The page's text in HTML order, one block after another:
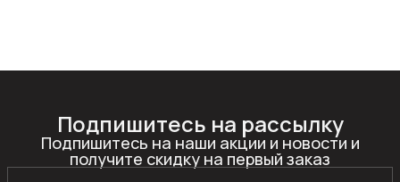
Подпишитесь на рассылку
Подпишитесь на наши акции и новости и
получите скидку на первый заказ